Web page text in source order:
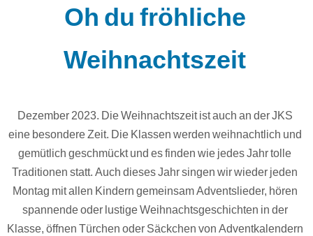
Oh du fröhliche
Weihnachtszeit
Dezember 2023. Die Weihnachtszeit ist auch an der JKS
eine besondere Zeit. Die Klassen werden weihnachtlich und
gemütlich geschmückt und es finden wie jedes Jahr tolle
Traditionen statt. Auch dieses Jahr singen wir wieder jeden
Montag mit allen Kindern gemeinsam Adventslieder, hören
spannende oder lustige Weihnachtsgeschichten in der
Klasse, öffnen Türchen oder Säckchen von Adventkalendern